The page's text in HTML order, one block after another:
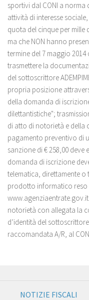
sportivi dal CONI a
attività di interesse
quota del cinque per mille
ma che NON hanno
termine del 7 maggio
trasmettere la
del sottoscrittore
propria posizione
della domanda di
dilettantistiche";
di atto di notorietà e della
pagamento preventivo di
sanzione di € 258,00 deve
domanda di iscrizione
telematica, direttamente
prodotto informatico reso
notorietà con allegata la
d’identità del
raccomandata A/R, al
NOTIZIE FISCALI